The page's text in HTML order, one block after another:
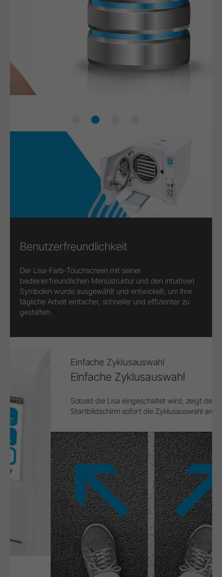
Lisa Mobile App
Benutzerfreundlichkeit
Der Lisa-Farb-Touchscreen mit seiner
bedienerfreundlichen Menüstruktur und den intuitiven
Symbolen wurde ausgewählt und entwickelt, um Ihre
tägliche Arbeit einfacher, schneller und effizienter zu
gestalten.
Einfache Zyklusauswahl
Einfache Zyklusauswahl
Sobald die Lisa eingeschaltet wird, zeigt der
Startbildschirm sofort die Zyklusauswahl an.